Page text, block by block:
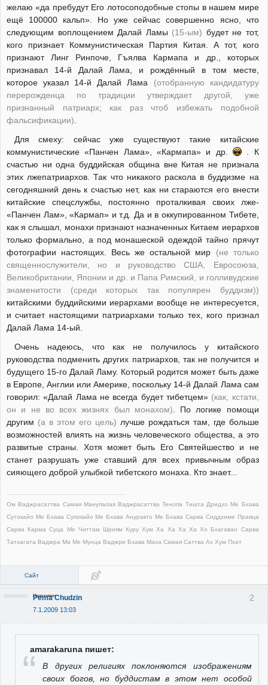
желаю «да пребудут Его лотосоподобные стопы в нашем мире
ещё 100000 кальп». Но уже сейчас совершенно ясно, что
следующим воплощением Далай Ламы (15-ым) будет не тот,
кого признает Коммунистическая Партия Китая. А тот, кого
признают Линг Ринпоче, Гъялва Кармапа и др., которых
признавал 14-й Далай Лама, и рождённый в том месте,
которое указал 14-й Далай Лама (отобранную кандидатуру
перерожденца по традиции утверждает другой, уже
признанный патриарх; как раз чтоб избежать подобной
фальсификации)
Для смеху: сейчас уже существуют такие китайские
коммунистические «Панчен Лама», «Кармапа» и др.
. К
счастью ни одна буддийская община вне Китая не признала
этих лжепатриархов. Так что никакого раскола в буддизме на
сегодняшний день к счастью нет, как ни стараются его внести
китайские спецслужбы, постоянно проталкивая своих лже-
«Панчен Лам», «Кармап» и т.д. Да и в оккупированном Тибете,
как я слышал, монахи признают назначенных Китаем иерархов
только формально, а под монашеской одеждой тайно прячут
фотографии настоящих. Весь же остальной мир (не только
священнослужители, но и руководство США, Евросоюза,
Великобритании, Японии и др. и Папа Римский, и голливудские
знаменитости (среди которых так популярен буддизм))
китайскими буддийскими иерархами вообще не интересуется,
и считает настоящими патриархами только тех, кого признал
Далай Лама 14-ый.
Очень надеюсь, что как не получилось у китайского
руководства подменить других патриархов, так не получится и
будущего 15-го Далай Ламу. Который родится может быть даже
в Европе, Англии или Америке, поскольку 14-й Далай Лама сам
говорил: «Далай Лама не всегда будет тибетцем» (как, кстати,
он и не во всех жизнях был монахом) . По логике помощи
другим (а в этом его цель) лучше рождаться там, где больше
возможностей влиять на жизнь человеческого общества, а это
развитые страны. Хотя может быть Его Святейшество и не
станет разрушать уже ставший для всех привычным образ
сияющего доброй улыбкой тибетского монаха. Кто знает...
Ом Ваджрасаттва Самая Манупалая Ваджрасаттва Тенопа Тишта Дридхо Ме Бхава
Сутокайо Ме Бхава Супокайо Ме Бхава Ануракто Ме Бхава Сарва Сиддхиме Праяца
Сарва Карма Суца Ме Читтам Шриям Куру Хум Ха Ха Ха Ха Хо Бхагаван Сарва
Татхагата Ваджра Ма Ме Мунца Ваджри Бхава Маха Самая Саттва Ах Хум Пхат
Сайт
2
Pema Chudzin
7.1.2009 13:03
Неактивен
amarakaruna пишет:
В других религиях поклоняются изображениям
своих богов, но буддистам в этом нет особой